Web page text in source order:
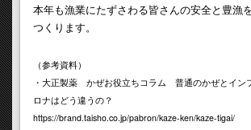
本年も漁業にたずさわる皆さんの安全と豊漁
つくります。
（参考資料）
・大正製薬 かぜお役立ちコラム 普通のかぜとイン
ロナはどう違うの？
https://brand.taisho.co.jp/pabron/kaze-ken/kaze-tigai/